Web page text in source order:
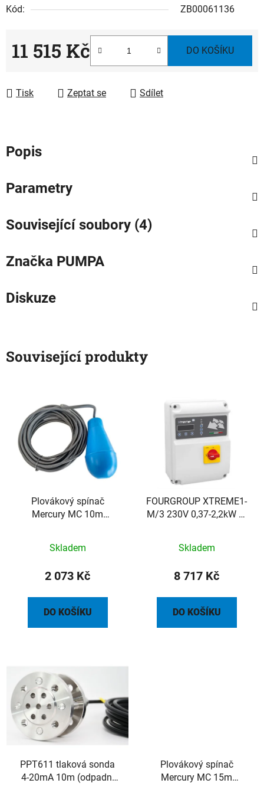
Kód:
ZB00061136
11 515 Kč DO KOŠÍKU
Tisk Zeptat se Sdílet
Popis
Parametry
Související soubory (4)
Značka PUMPA
Diskuze
Související produkty
Plovákový spínač
Mercury MC 10m
Skladem
2 073 Kč
DO KOŠÍKU
FOURGROUP XTREME1-
M/3 230V 0,37-2,2kW 2-
Skladem
8 717 Kč
DO KOŠÍKU
PPT611 tlaková sonda
4-20mA 10m (odpadní
Plovákový spínač
Mercury MC 15m